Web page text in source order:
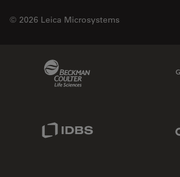
© 2026 Leica Microsystems